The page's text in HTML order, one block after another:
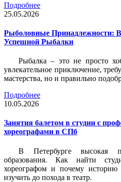
Подробнее
25.05.2026
Рыболовные Принадлежности:
Успешной Рыбалки
Рыбалка – это не просто
увлекательное приключение,
мастерства, но и правильно
Подробнее
10.05.2026
Занятия балетом в студии с
хореографами в СПб
В Петербурге высокая
образования. Как найти
хореографом и почему историю
изучить до похода в театр.